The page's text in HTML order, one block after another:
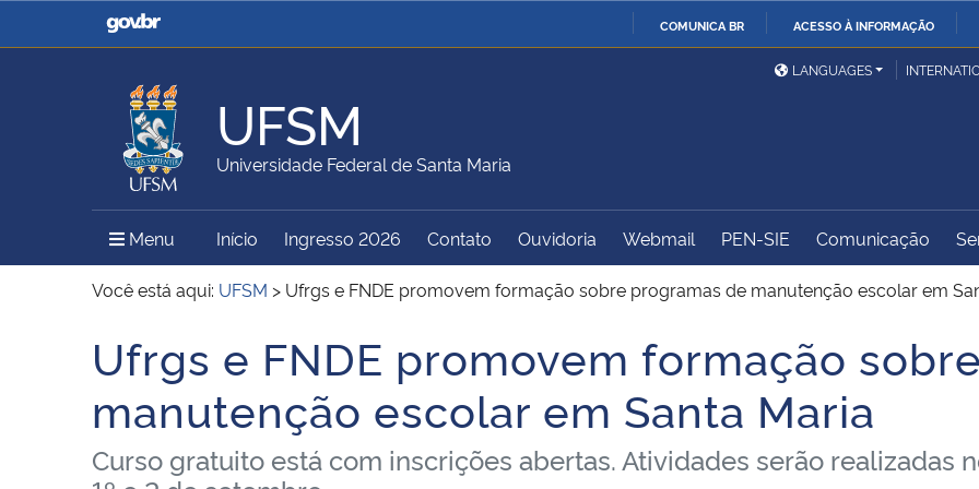
COMUNICA BR ACESSO À INFORMAÇÃO
Casa Civil
Ministério da Justiça e
Ministério da Defesa
Ministério das Relações
Exteriores
Ministério da Agricultura,
Pecuária e Abastecimento
Ministério da Educação
Ministério do Meio Ambiente Ministério do Turismo
Ministério do
Desenvolvimento Regional
Controladoria-Geral da
Secretaria de Governo
Gabinete de Segurança
Institucional
Advocacia-Geral da União Banco Central do Brasil
LANGUAGES
UFSM
Universidade Federal de Santa Maria
Menu Menu Principal do Sítio
Início Ingresso 2026 Contato Ouvidoria Webmail PEN-SIE Comunicação
Você está aqui: UFSM > Ufrgs e FNDE promovem formação sobre programas de manutenção escolar em
Início do conteúdo
Ufrgs e FNDE promovem formação
manutenção escolar em Santa Maria
Curso gratuito está com inscrições abertas. Atividades serão realizadas